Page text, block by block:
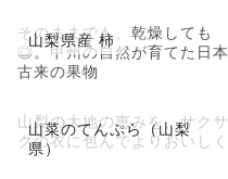
山梨県産 柿
そのままでも、乾燥しても
◎。甲州の自然が育てた日本
古来の果物
山菜のてんぷら（山梨
県）
山梨の大地の恵みを、サクサ
クの衣に包んでよりおいしく